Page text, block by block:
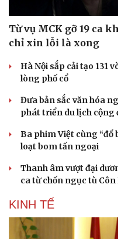
Du lịch
Tư vấn
Săn Tour
Từ vụ MCK gỡ 19 ca
chỉ xin lỗi là xong
Hà Nội sắp cải tạo 131
lòng phố cổ
Đưa bản sắc văn hóa
phát triển du lịch cộng
Ba phim Việt cùng “đổ
loạt bom tấn ngoại
Thanh âm vượt đại
ca từ chốn ngục tù Côn
KINH TẾ